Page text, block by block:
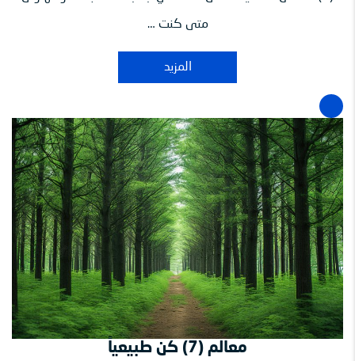
متى كنت …
المزيد
معالم (7) كن طبيعياً